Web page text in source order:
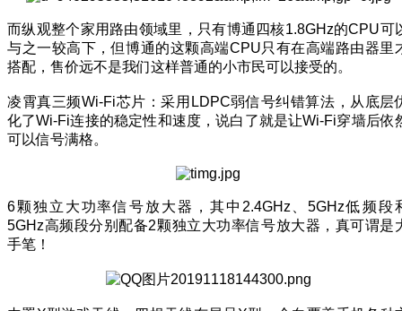
而纵观整个家用路由领域里，只有博通四核1.8GHz的CPU可
与之一较高下，但博通的这颗高端CPU只有在高端路由器里
搭配，售价远不是我们这样普通的小市民可以接受的。
凌霄真三频Wi-Fi芯片：采用LDPC弱信号纠错算法，从底层
化了Wi-Fi连接的稳定性和速度，说白了就是让Wi-Fi穿墙后依
可以信号满格。
6颗独立大功率信号放大器，其中2.4GHz、5GHz低频段
5GHz高频段分别配备2颗独立大功率信号放大器，真可谓是
手笔！